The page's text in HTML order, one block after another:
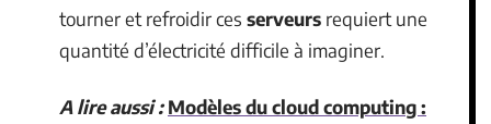
tourner et refroidir ces serveurs requiert une
quantité d’électricité difficile à imaginer.
A lire aussi : Modèles du cloud computing :